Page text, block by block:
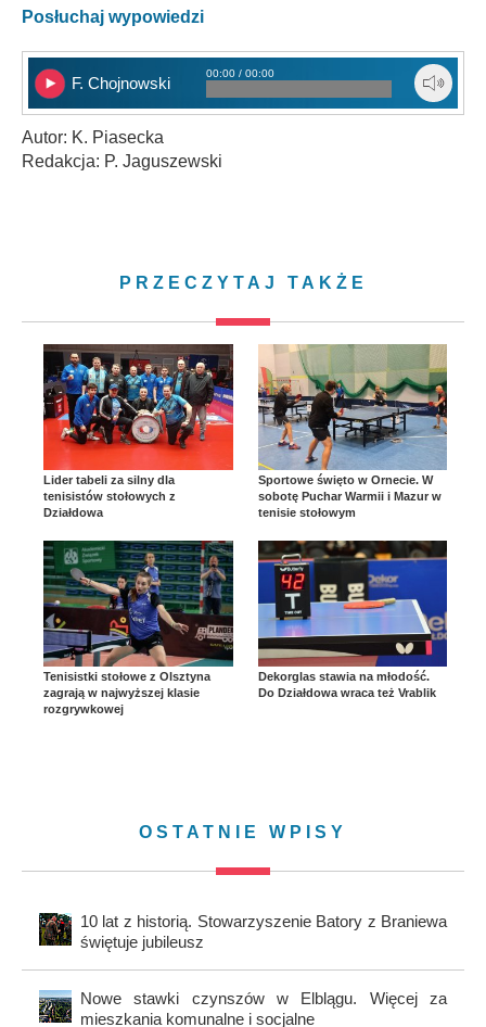
Posłuchaj wypowiedzi
F. Chojnowski
00:00 / 00:00
Autor: K. Piasecka
Redakcja: P. Jaguszewski
PRZECZYTAJ TAKŻE
Lider tabeli za silny dla
tenisistów stołowych z
Działdowa
Sportowe święto w Ornecie. W
sobotę Puchar Warmii i Mazur w
tenisie stołowym
Tenisistki stołowe z Olsztyna
zagrają w najwyższej klasie
rozgrywkowej
Dekorglas stawia na młodość.
Do Działdowa wraca też Vrablik
OSTATNIE WPISY
10 lat z historią. Stowarzyszenie Batory z Braniewa
świętuje jubileusz
Nowe stawki czynszów w Elblągu. Więcej za
mieszkania komunalne i socjalne